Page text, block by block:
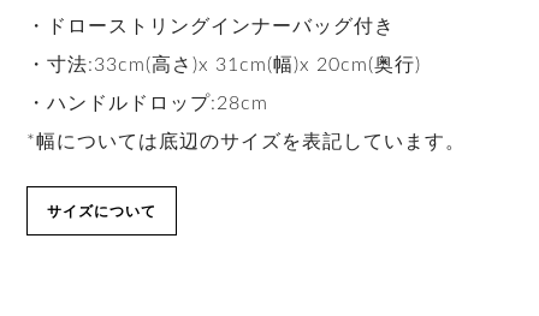
・ドローストリングインナーバッグ付き
・寸法:33cm(高さ)x 31cm(幅)x 20cm(奥行)
・ハンドルドロップ:28cm
*幅については底辺のサイズを表記しています。
サイズについて